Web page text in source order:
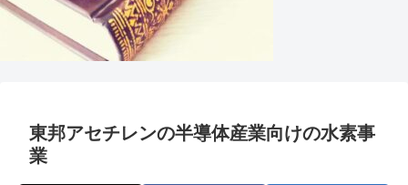
東邦アセチレンの半導体産業向けの水素事
業